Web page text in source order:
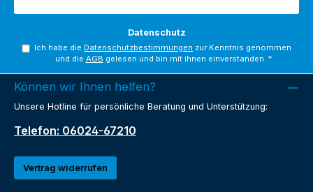
Datenschutz
Ich habe die Datenschutzbestimmungen zur Kenntnis genommen
und die AGB gelesen und bin mit ihnen einverstanden. *
Können wir Ihnen helfen?
Unsere Hotline für persönliche Beratung und Unterstützung:
Telefon: 06024-67210
Vertrag widerrufen